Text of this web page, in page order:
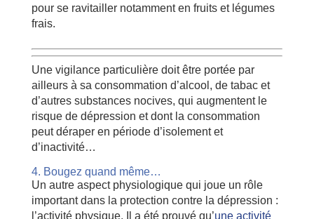
pour se ravitailler notamment en fruits et légumes
frais.
Une vigilance particulière doit être portée par
ailleurs à sa consommation d’alcool, de tabac et
d’autres substances nocives, qui augmentent le
risque de dépression et dont la consommation
peut déraper en période d’isolement et
d’inactivité…
4. Bougez quand même…
Un autre aspect physiologique qui joue un rôle
important dans la protection contre la dépression :
l’activité physique. Il a été prouvé qu’une activité